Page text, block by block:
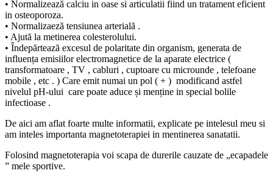
• Normalizează calciu in oase si articulatii fiind un tratament eficient
in osteoporoza.
• Normalizaeză tensiunea arterială .
• Ajută la metinerea colesterolului.
• Îndepărtează excesul de polaritate din organism, generata de
influența emisiilor electromagnetice de la aparate electrice (
transformatoare , TV , cabluri , cuptoare cu microunde , telefoane
mobile , etc . ) Care emit numai un pol ( + ) modificand astfel
nivelul pH-ului care poate aduce și menține in special bolile
infectioase .
De aici am aflat foarte multe informatii, explicate pe intelesul meu si
am inteles importanta magnetoterapiei in mentinerea sanatatii.
Folosind magnetoterapia voi scapa de durerile cauzate de „ecapadele
” mele sportive.